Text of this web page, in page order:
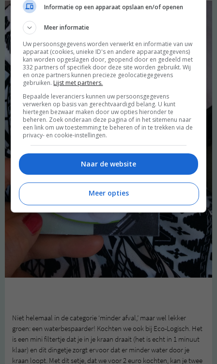
Niet helemaal in de categorie ‘minder afval,’ maar wel lekker
groen: een waterbespaarder! Kochten we ook bij Eco-Logisch. Het
is een mini filtertje dat je in je kraan draait (het is echt in 1 minuut
klaar) en dit dingetje zorgt ervoor dat er minder water door je
kraan loopt. Met dit setje, dat we voor 2 euro kochten, kan je twee
Informatie op een apparaat opslaan en/of openen
Meer informatie
Uw persoonsgegevens worden verwerkt en informatie van uw
apparaat (cookies, unieke ID's en andere apparaatgegevens)
kan worden opgeslagen door, geopend door en gedeeld met
332 partners of specifiek door deze site worden gebruikt. Wij
en onze partners kunnen precieze geolocatiegegevens
gebruiken. Lijst met partners.
Bepaalde leveranciers kunnen uw persoonsgegevens
verwerken op basis van gerechtvaardigd belang. U kunt
hiertegen bezwaar maken door uw opties hieronder te
beheren. Zoek onderaan deze pagina of in het sitemenu naar
een link om uw toestemming te beheren of in te trekken via de
privacy- en cookie-instellingen.
Naar de website
Meer opties